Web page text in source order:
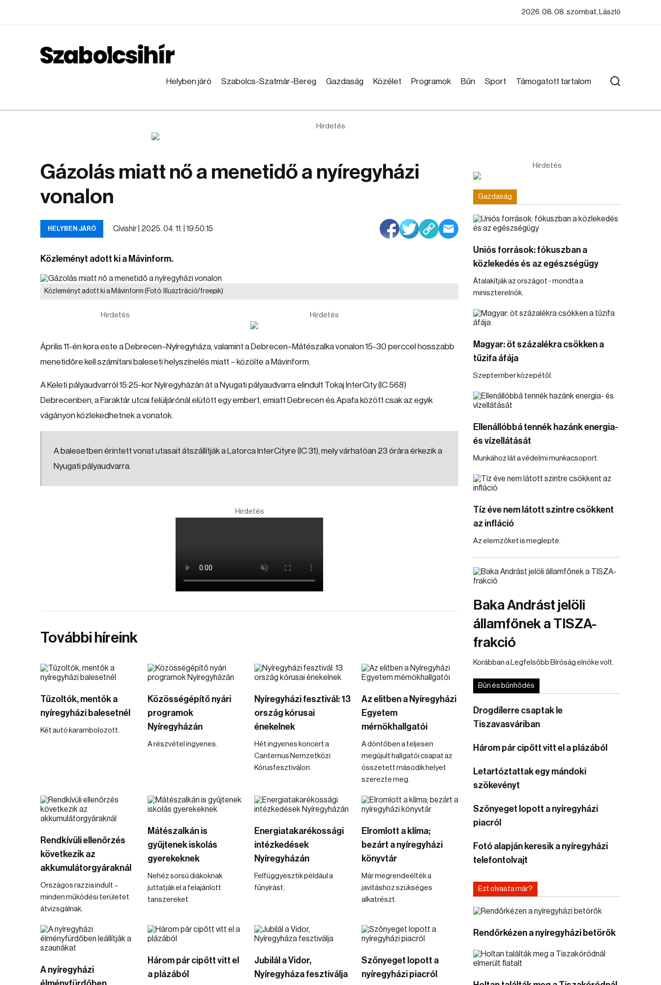
2026. 08. 08. szombat, László
Helyben járó Szabolcs-Szatmár-Bereg Gazdaság Közélet Programok Bűn Sport Támogatott tartalom
Hirdetés
Gázolás miatt nő a menetidő a nyíregyházi
vonalon
HELYBEN JÁRÓ Cívishír | 2025. 04. 11. | 19:50:15
Közleményt adott ki a Mávinform.
Közleményt adott ki a Mávinform (Fotó: Illusztráció/freepik)
Hirdetés Hirdetés
Április 11-én kora este a Debrecen–Nyíregyháza, valamint a Debrecen–Mátészalka vonalon 15-30 perccel hosszabb
menetidőre kell számítani baleseti helyszínelés miatt – közölte a Mávinform.
A Keleti pályaudvarról 15:25-kor Nyíregyházán át a Nyugati pályaudvarra elindult Tokaj InterCity (IC 568)
Debrecenben, a Faraktár utcai felüljárónál elütött egy embert, emiatt Debrecen és Apafa között csak az egyik
vágányon közlekedhetnek a vonatok.
A balesetben érintett vonat utasait átszállítják a Latorca InterCityre (IC 31), mely várhatóan 23 órára érkezik a
Nyugati pályaudvarra.
Hirdetés
További híreink
Tűzoltók, mentők a
nyíregyházi balesetnél
Két autó karambolozott.
Közösségépítő nyári
programok
Nyíregyházán
A részvétel ingyenes.
Nyíregyházi fesztivál: 13
ország kórusai
énekelnek
Hét ingyenes koncert a
Cantemus Nemzetközi
Kórusfesztiválon.
Az elitben a Nyíregyházi
Egyetem
mérnökhallgatói
A döntőben a teljesen
megújult hallgatói csapat az
összetett második helyet
szerezte meg.
Rendkívüli ellenőrzés
következik az
akkumulátorgyáraknál
Országos razzia indult –
minden működési területet
átvizsgálnak.
Mátészalkán is
gyűjtenek iskolás
gyerekeknek
Nehéz sorsú diákoknak
juttatják el a felajánlott
tanszereket.
Energiatakarékossági
intézkedések
Nyíregyházán
Felfüggyesztik például a
fűnyírást.
Elromlott a klíma;
bezárt a nyíregyházi
könyvtár
Már megrendeélték a
javításhoz szükséges
alkatrészt.
A nyíregyházi
Három pár cipőtt vitt el
a plázából
Jubilál a Vidor,
Nyíregyháza fesztiválja
Szőnyeget lopott a
nyíregyházi piacról
Hirdetés
Gazdaság
Uniós források: fókuszban a
közlekedés és az egészségügy
Átalakítják az országot - mondta a
miniszterelnök.
Magyar: öt százalékra csökken a
tűzifa áfája
Szeptember közepétől.
Ellenállóbbá tennék hazánk energia-
és vízellátását
Munkához lát a védelmi munkacsoport.
Tíz éve nem látott szintre csökkent
az infláció
Az elemzőket is meglepte.
Baka Andrást jelöli
államfőnek a TISZA-
frakció
Korábban a Legfelsőbb Bíróság elnöke volt.
Bűn és bűnhődés
Drogdílerre csaptak le
Tiszavasváriban
Három pár cipőtt vitt el a plázából
Letartóztattak egy mándoki
szökevényt
Szőnyeget lopott a nyíregyházi
piacról
Fotó alapján keresik a nyíregyházi
telefontolvajt
Ezt olvasta már?
Rendőrkézen a nyíregyházi betörők